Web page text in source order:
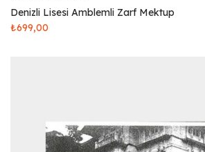
Denizli Lisesi Amblemli Zarf Mektup
₺699,00